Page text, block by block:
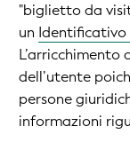
"biglietto da
un Identificativo
L’arricchimento
dell’utente
persone
informazioni